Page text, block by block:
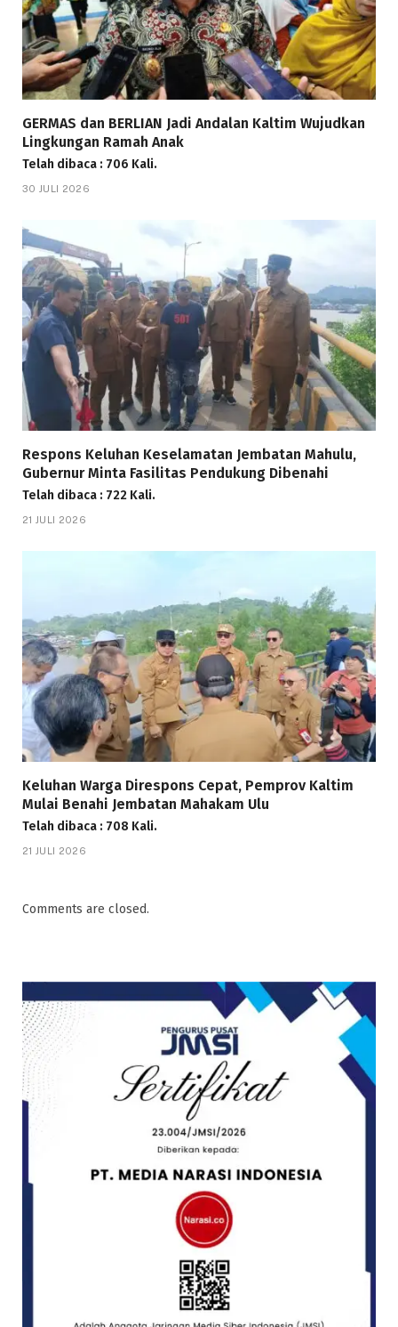
GERMAS dan BERLIAN Jadi Andalan Kaltim Wujudkan
Lingkungan Ramah Anak
Telah dibaca : 706 Kali.
30 JULI 2026
Respons Keluhan Keselamatan Jembatan Mahulu,
Gubernur Minta Fasilitas Pendukung Dibenahi
Telah dibaca : 722 Kali.
21 JULI 2026
Keluhan Warga Direspons Cepat, Pemprov Kaltim
Mulai Benahi Jembatan Mahakam Ulu
Telah dibaca : 708 Kali.
21 JULI 2026
Comments are closed.